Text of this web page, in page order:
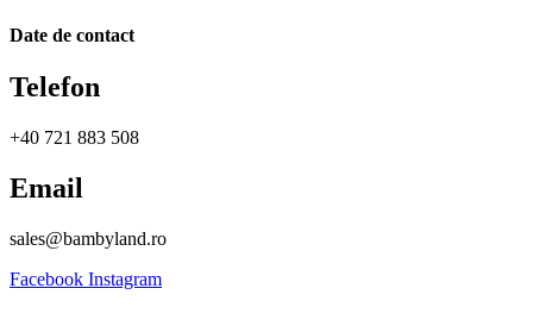
Date de contact
Telefon
+40 721 883 508
Email
sales@bambyland.ro​
Facebook Instagram